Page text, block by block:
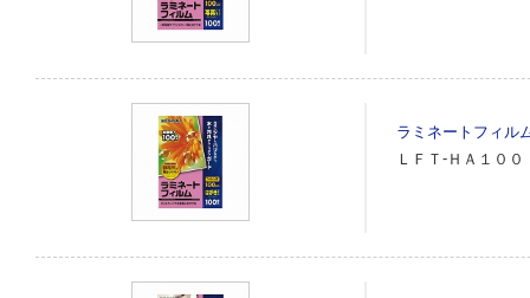
ラミネートフィ
ＬＦＴ‐ＨＡ１０